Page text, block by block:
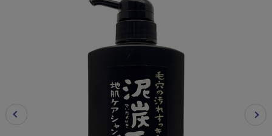
/ 商品を探す
/ ブランド一覧